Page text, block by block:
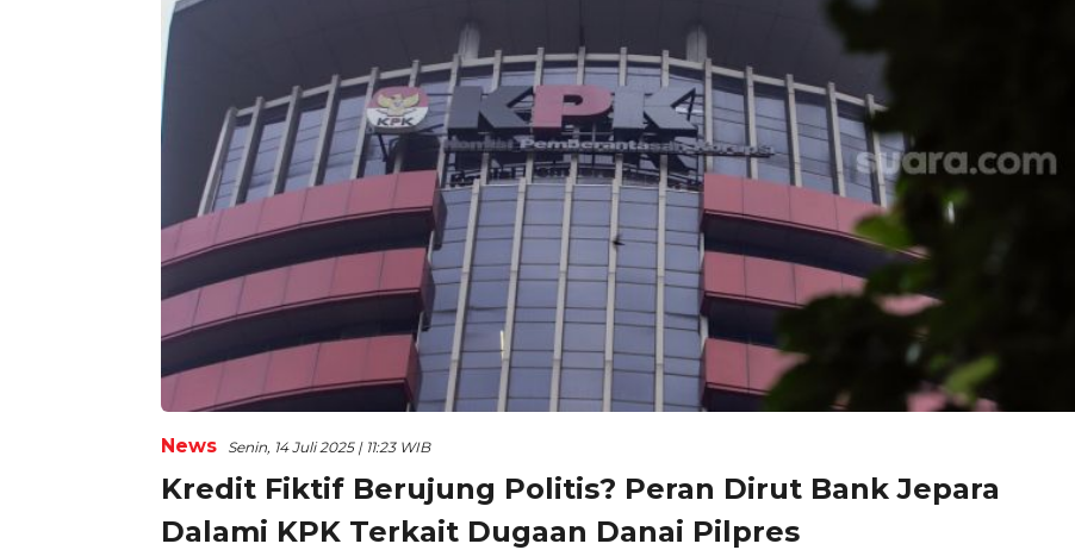
News Senin, 14 Juli 2025 | 11:23 WIB
Kredit Fiktif Berujung Politis? Peran Dirut Bank Jepara
Dalami KPK Terkait Dugaan Danai Pilpres